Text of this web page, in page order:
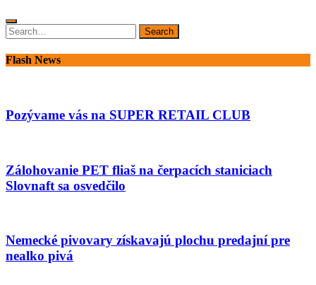
Search
for:
Search
Flash News
Pozývame vás na SUPER RETAIL CLUB
Zálohovanie PET fliaš na čerpacích staniciach
Slovnaft sa osvedčilo
Nemecké pivovary získavajú plochu predajní pre
nealko pivá